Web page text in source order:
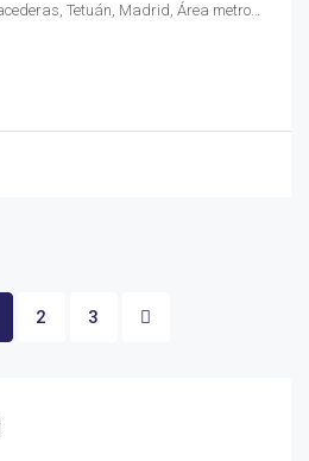
Calle de Pinos Baja, Valdeacederas, Tetuán, Madrid, Área metropolitana de Madrid y Corredor del Henares, Comunidad de Madrid, 28029, España
2 3